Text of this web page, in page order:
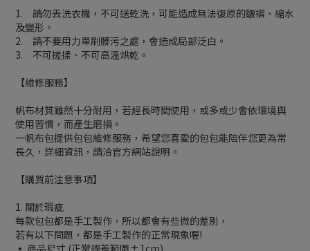
1. 請勿丟洗衣機，不可送乾洗，可能造成無法復原的皺褶、縮水
及變形。
2. 請不要用力單刷髒污之處，會造成局部泛白。
3. 不可搓揉、不可高溫烘乾。
【維修服務】
帆布材質雖然十分耐用，若經長時間使用，或多或少會依環境與
使用習慣，而產生磨損。
一帆布包提供包包維修服務，希望您喜愛的包包能陪伴您更為常
長久，詳細資訊，請洽官方網站說明。
【購買前注意事項】
1. 關於瑕疵
每款包包都是手工製作，所以都會有些微的差別，
若有以下問題，都是手工製作的正常現象喔!